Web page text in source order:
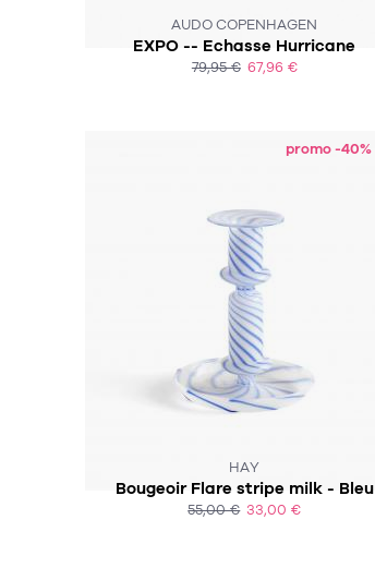
AUDO COPENHAGEN
EXPO -- Echasse Hurricane
79,95 € 67,96 €
promo -40%
HAY
Bougeoir Flare stripe milk - Bleu
55,00 € 33,00 €